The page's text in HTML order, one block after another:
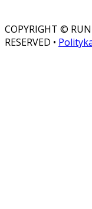
COPYRIGHT ©
RESERVED •